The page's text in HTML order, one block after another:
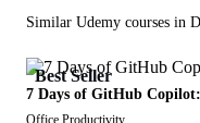
Similar Udemy courses in
Best Seller
7 Days of GitHub
Office Productivity